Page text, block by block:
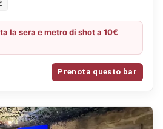
la sera e metro di shot a 10€
Prenota questo bar